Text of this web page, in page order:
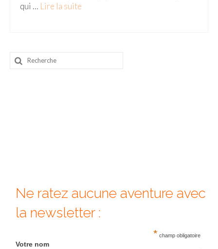
Machu Picchu
Beijing
Kyoto
qui … Lire la suite­­
Rechercher
:
Ne ratez aucune aventure avec
la newsletter :
* champ obligatoire
Votre nom